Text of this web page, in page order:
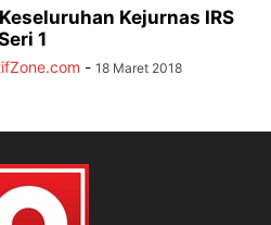
Kejurnas IRS
1
- 18 Maret 2018